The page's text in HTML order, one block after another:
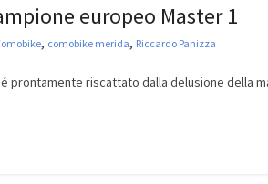
europeo Master 1
, comobike merida, Riccardo Panizza
prontamente riscattato dalla delusione della